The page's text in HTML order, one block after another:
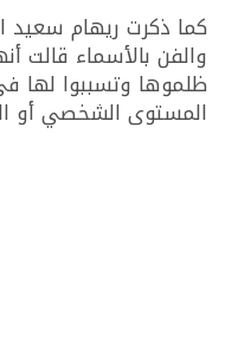
كما ذكرت ريهام سعيد
والفن بالأسماء قالت
ظلموها وتسببوا لها
المستوى الشخصي أو